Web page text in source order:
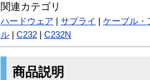
関連カテゴリ
ハードウェア サプライ
ケーブル・
ル
C232 C232N
商品説明